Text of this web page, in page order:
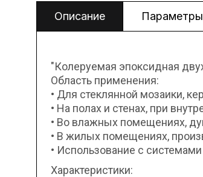
Описание Параметры
"Колеруемая эпоксидная
Область применения:
• Для стеклянной мозаики,
• На полах и стенах, при
• Во влажных помещениях,
• В жилых помещениях,
• Использование с
Характеристики: